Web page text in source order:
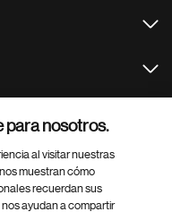
para nosotros.
al visitar nuestras
muestran cómo
recuerdan sus
ayudan a compartir